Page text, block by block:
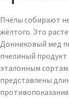
Пчёлы собирают
жёлтого. Это
Донниковый мед
пчелиный продукт
эталонным
представлены
противопоказания.